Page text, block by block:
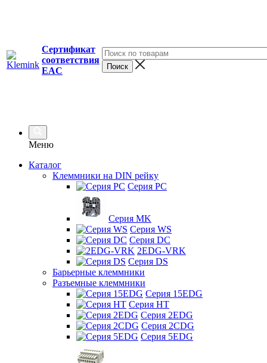
Сертификат
соответствия
EAC
Меню
Каталог
Клеммники на DIN рейку
Серия PC
Серия MK
Серия WS
Серия DC
2EDG-VRK
Серия DS
Барьерные клеммники
Разъемные клеммники
Серия 15EDG
Серия HT
Серия 2EDG
Серия 2CDG
Серия 5EDG